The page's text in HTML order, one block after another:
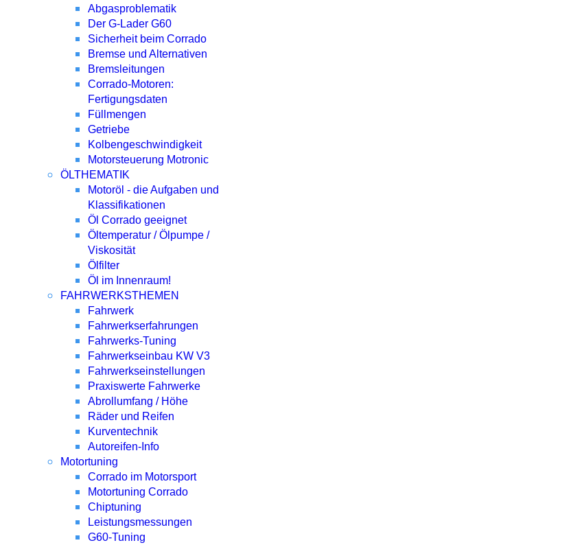
Abgasproblematik
Der G-Lader G60
Sicherheit beim Corrado
Bremse und Alternativen
Bremsleitungen
Corrado-Motoren:
Fertigungsdaten
Füllmengen
Getriebe
Kolbengeschwindigkeit
Motorsteuerung Motronic
ÖLTHEMATIK
Motoröl - die Aufgaben und
Klassifikationen
Öl Corrado geeignet
Öltemperatur / Ölpumpe /
Viskosität
Ölfilter
Öl im Innenraum!
FAHRWERKSTHEMEN
Fahrwerk
Fahrwerkserfahrungen
Fahrwerks-Tuning
Fahrwerkseinbau KW V3
Fahrwerkseinstellungen
Praxiswerte Fahrwerke
Abrollumfang / Höhe
Räder und Reifen
Kurventechnik
Autoreifen-Info
Motortuning
Corrado im Motorsport
Motortuning Corrado
Chiptuning
Leistungsmessungen
G60-Tuning